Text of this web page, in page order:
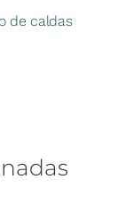
de caldas